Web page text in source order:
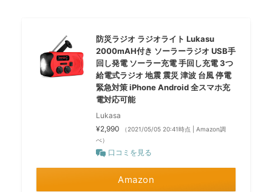
防災ラジオ ラジオライト Lukasu
2000mAH付き ソーラーラジオ USB手
回し発電 ソーラー充電 手回し充電 3つ
給電式ラジオ 地震 震災 津波 台風 停電
緊急対策 iPhone Android 全スマホ充
電対応可能
Lukasa
¥2,990
（2021/05/05 20:41時点 | Amazon調
べ）
口コミを見る
Amazon